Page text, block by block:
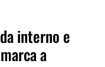
interno e
a